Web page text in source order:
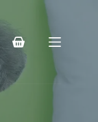
购
车